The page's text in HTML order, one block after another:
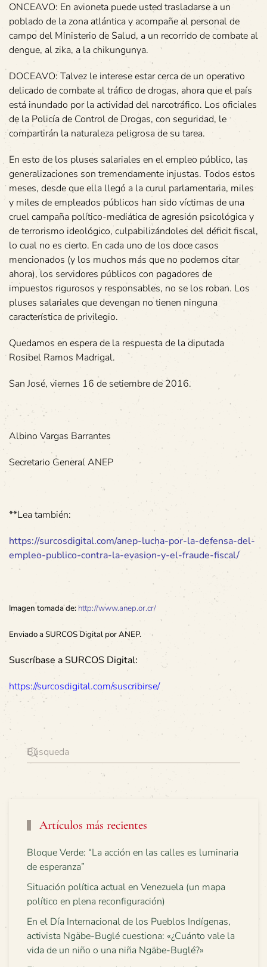
ONCEAVO: En avioneta puede usted trasladarse a un
poblado de la zona atlántica y acompañe al personal de
campo del Ministerio de Salud, a un recorrido de combate al
dengue, al zika, a la chikungunya.
DOCEAVO: Talvez le interese estar cerca de un operativo
delicado de combate al tráfico de drogas, ahora que el país
está inundado por la actividad del narcotráfico. Los oficiales
de la Policía de Control de Drogas, con seguridad, le
compartirán la naturaleza peligrosa de su tarea.
En esto de los pluses salariales en el empleo público, las
generalizaciones son tremendamente injustas. Todos estos
meses, desde que ella llegó a la curul parlamentaria, miles
y miles de empleados públicos han sido víctimas de una
cruel campaña político-mediática de agresión psicológica y
de terrorismo ideológico, culpabilizándoles del déficit fiscal,
lo cual no es cierto. En cada uno de los doce casos
mencionados (y los muchos más que no podemos citar
ahora), los servidores públicos con pagadores de
impuestos rigurosos y responsables, no se los roban. Los
pluses salariales que devengan no tienen ninguna
característica de privilegio.
Quedamos en espera de la respuesta de la diputada
Rosibel Ramos Madrigal.
San José, viernes 16 de setiembre de 2016.
Albino Vargas Barrantes
Secretario General ANEP
**Lea también:
https://surcosdigital.com/anep-lucha-por-la-defensa-del-
empleo-publico-contra-la-evasion-y-el-fraude-fiscal/
Imagen tomada de: http://www.anep.or.cr/
Enviado a SURCOS Digital por ANEP.
Suscríbase a SURCOS Digital:
https://surcosdigital.com/suscribirse/
Artículos más recientes
Bloque Verde: “La acción en las calles es luminaria
de esperanza”
Situación política actual en Venezuela (un mapa
político en plena reconfiguración)
En el Día Internacional de los Pueblos Indígenas,
activista Ngäbe-Buglé cuestiona: «¿Cuánto vale la
vida de un niño o una niña Ngäbe-Buglé?»